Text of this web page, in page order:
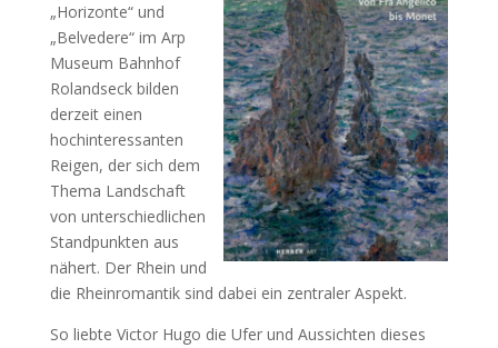
„Horizonte“ und
„Belvedere“ im Arp
Museum Bahnhof
Rolandseck bilden
derzeit einen
hochinteressanten
Reigen, der sich dem
Thema Landschaft
von unterschiedlichen
Standpunkten aus
nähert. Der Rhein und
die Rheinromantik sind dabei ein zentraler Aspekt.
So liebte Victor Hugo die Ufer und Aussichten dieses